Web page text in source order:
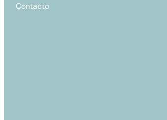
Contacto